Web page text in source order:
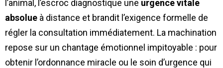
l’animal, l’escroc diagnostique une urgence vitale
absolue à distance et brandit l’exigence formelle de
régler la consultation immédiatement. La machination
repose sur un chantage émotionnel impitoyable : pour
obtenir l’ordonnance miracle ou le soin d’urgence qui